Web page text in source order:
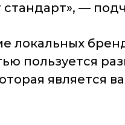
, —
локальных
пользуется
является